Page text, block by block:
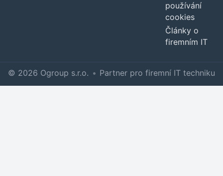
používání
cookies
Články o
firemním IT
© 2026 Ogroup s.r.o. • Partner pro firemní IT techniku